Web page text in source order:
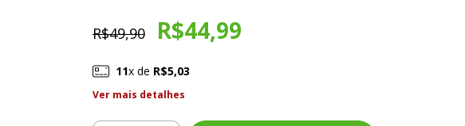
R$49,90 R$44,99
11x de R$5,03
Ver mais detalhes